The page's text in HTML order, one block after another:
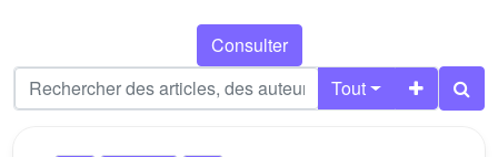
Consulter
Tout